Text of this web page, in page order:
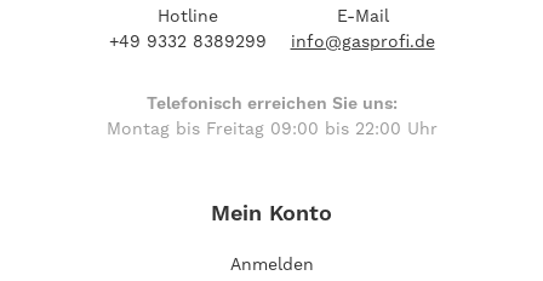
Hotline
+49 9332 8389299
E-Mail
info@gasprofi.de
Telefonisch erreichen Sie uns:
Montag bis Freitag 09:00 bis 22:00 Uhr
Mein Konto
Anmelden